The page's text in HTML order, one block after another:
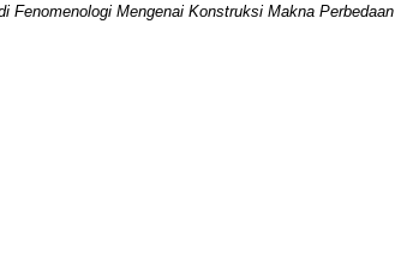
Fenomenologi Mengenai Konstruksi Makna Perbedaan